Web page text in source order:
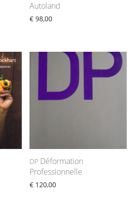
Autoland
€ 98,00
DP Déformation
Professionnelle
€ 120,00